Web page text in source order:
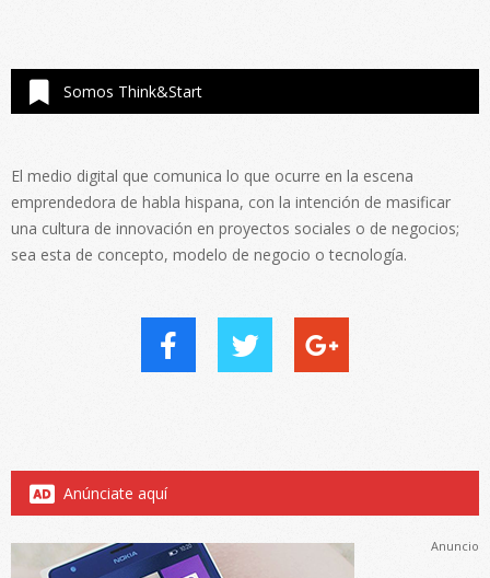
Somos Think&Start
El medio digital que comunica lo que ocurre en la escena
emprendedora de habla hispana, con la intención de masificar
una cultura de innovación en proyectos sociales o de negocios;
sea esta de concepto, modelo de negocio o tecnología.
Anúnciate aquí
Anuncio